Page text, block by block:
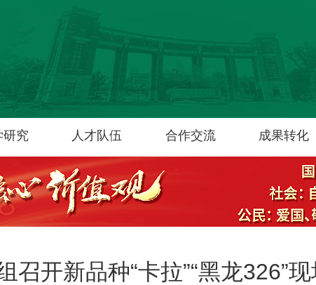
研究 人才队伍 合作交流 成果转化
召开新品种“卡拉”“黑龙326”